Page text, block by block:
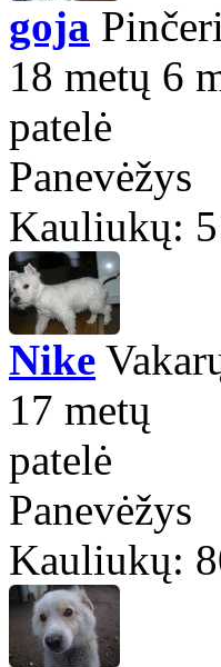
goja
18 metų 6
patelė
Panevėžys
Kauliukų:
Nike
17 metų
patelė
Panevėžys
Kauliukų: